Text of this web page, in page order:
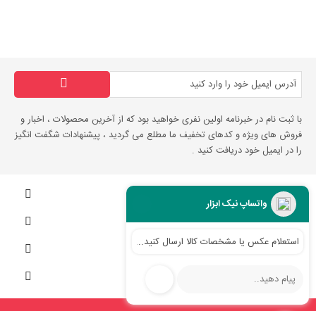
با ثبت نام در خبرنامه اولین نفری خواهید بود که از آخرین محصولات ، اخبار و
فروش های ویژه و کدهای تخفیف ما مطلع می گردید ، پیشنهادات شگفت انگیز
را در ایمیل خود دریافت کنید .
اطلاعات فروشگاه
اطلاعات
لینک های مفید
حساب کاربری
واتساپ نیک ابزار
استعلام عکس یا مشخصات کالا ارسال کنید...